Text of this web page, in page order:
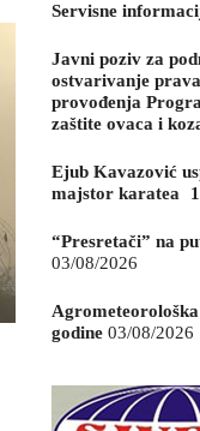
Servisne
Javni poziv za
ostvarivanje
provođenja
zaštite ovaca i
Ejub Kavazović
majstor karatea
“Presretači” na
03/08/2026
godine 03/08/2026